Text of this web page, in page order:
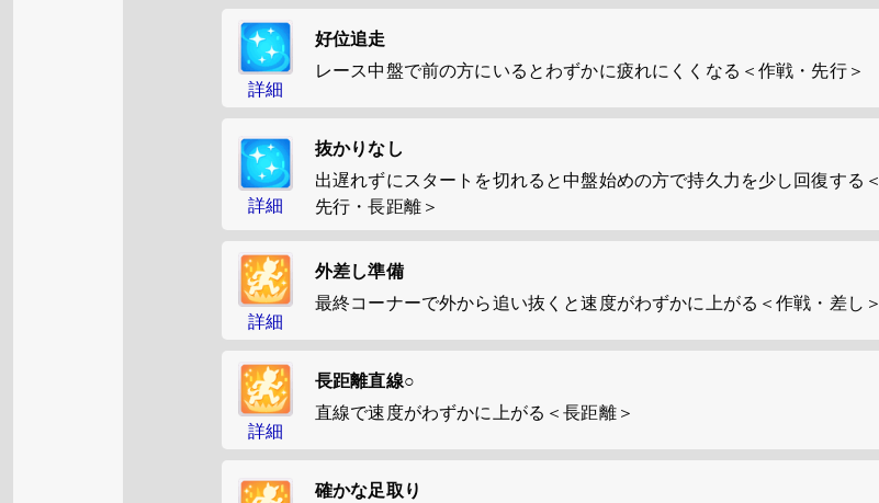
詳細
好位追走
レース中盤で前の方にいるとわずかに疲れにくくなる＜作戦・先行＞
詳細
抜かりなし
出遅れずにスタートを切れると中盤始めの方で持久力を少し回復する＜
先行・長距離＞
詳細
外差し準備
最終コーナーで外から追い抜くと速度がわずかに上がる＜作戦・差し＞
詳細
長距離直線○
直線で速度がわずかに上がる＜長距離＞
確かな足取り